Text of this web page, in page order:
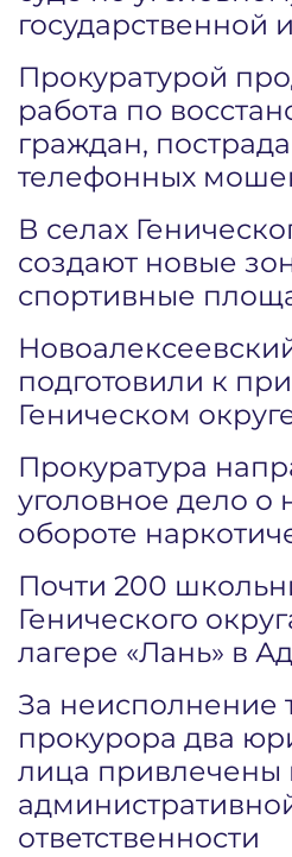
государственной
Прокуратурой
работа по
граждан,
телефонных
В селах
создают новые
спортивные
подготовили к
Геническом
Прокуратура
уголовное дело о
обороте
Почти 200
Генического
лагере «Лань» в
За неисполнение
прокурора два
лица привлечены
ответственности